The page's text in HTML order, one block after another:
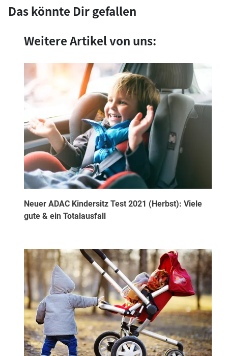
Das könnte Dir gefallen
Weitere Artikel von uns:
Neuer ADAC Kindersitz Test 2021 (Herbst): Viele
gute & ein Totalausfall